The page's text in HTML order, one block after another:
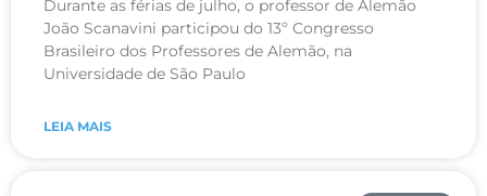
Durante as férias de julho, o professor de Alemão
João Scanavini participou do 13º Congresso
Brasileiro dos Professores de Alemão, na
Universidade de São Paulo
LEIA MAIS